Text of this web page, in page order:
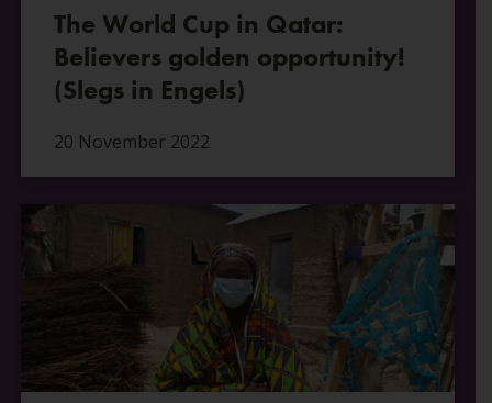
The World Cup in Qatar:
Believers golden opportunity!
(Slegs in Engels)
20 November 2022